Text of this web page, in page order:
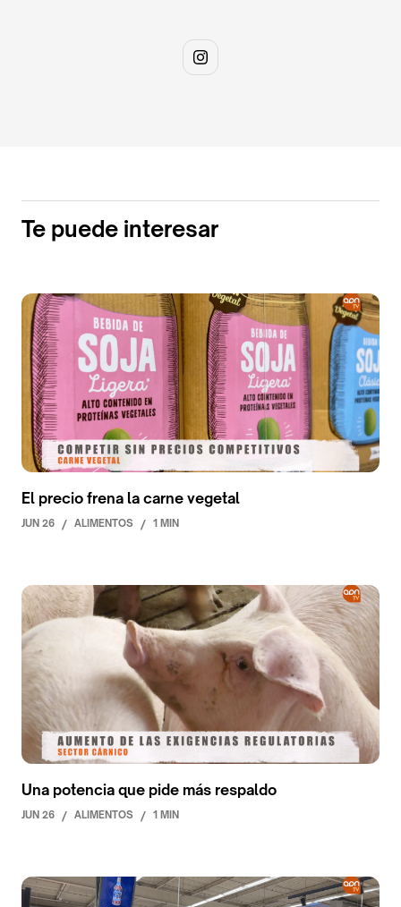
Te puede interesar
El precio frena la carne vegetal
JUN 26 / ALIMENTOS / 1 MIN
Una potencia que pide más respaldo
JUN 26 / ALIMENTOS / 1 MIN